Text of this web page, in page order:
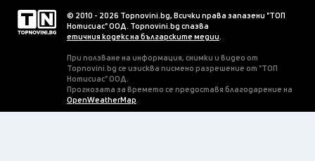
© 2010 - 2026 Topnovini.bg, Всички права запазени "ТОП
Нотисиас" ООД. Topnovini.bg спазва
етичния кодекс на българските медии
При ползване на информация, снимки и видео от
Topnovini.bg се изисква писмено разрешение от "ТОП
Нотисиас" ООД.
Прогнозата за времето се предоставя благодарение на
OpenWeatherMap